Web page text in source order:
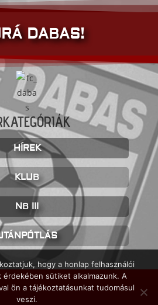
DABAS!
HÍREK
KLUB
NB III
hogy a honlap felhasználói
érdekében sütiket alkalmazunk. A
ön a tájékoztatásunkat tudomásul
veszi.